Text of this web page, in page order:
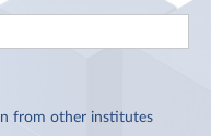
from other institutes